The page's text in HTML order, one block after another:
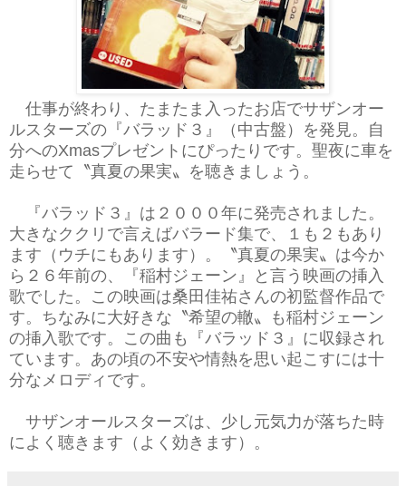
仕事が終わり、たまたま入ったお店でサザンオー
ルスターズの『バラッド３』（中古盤）を発見。自
分へのXmasプレゼントにぴったりです。聖夜に車を
走らせて〝真夏の果実〟を聴きましょう。
『バラッド３』は２０００年に発売されました。
大きなククリで言えばバラード集で、１も２もあり
ます（ウチにもあります）。〝真夏の果実〟は今か
ら２６年前の、『稲村ジェーン』と言う映画の挿入
歌でした。この映画は桑田佳祐さんの初監督作品で
す。ちなみに大好きな〝希望の轍〟も稲村ジェーン
の挿入歌です。この曲も『バラッド３』に収録され
ています。あの頃の不安や情熱を思い起こすには十
分なメロディです。
サザンオールスターズは、少し元気力が落ちた時
によく聴きます（よく効きます）。